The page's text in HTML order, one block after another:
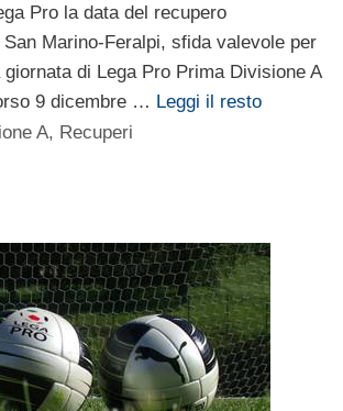
Pro la data del recupero
San Marino-Feralpi, sfida valevole per
di Lega Pro Prima Divisione A
9 dicembre … Leggi il resto
A, Recuperi